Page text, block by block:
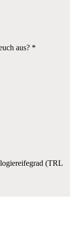
aus? *
(TRL